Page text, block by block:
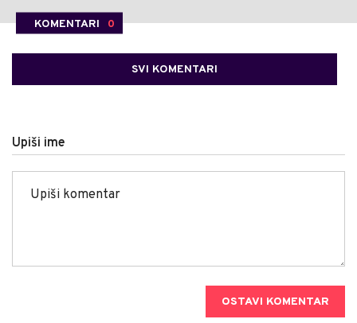
KOMENTARI 0
SVI KOMENTARI
Upiši ime
OSTAVI KOMENTAR